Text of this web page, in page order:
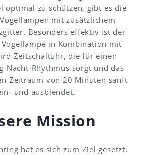
optimal zu schützen, gibt es die
mit zusätzlichem
Besonders effektiv ist der
Vogellampe in Kombination mit
Zeitschaltuhr, die für einen
Nacht-Rhythmus sorgt und das
Zeitraum von 20 Minuten sanft
und ausblendet.
Mission
hat es sich zum Ziel gesetzt,